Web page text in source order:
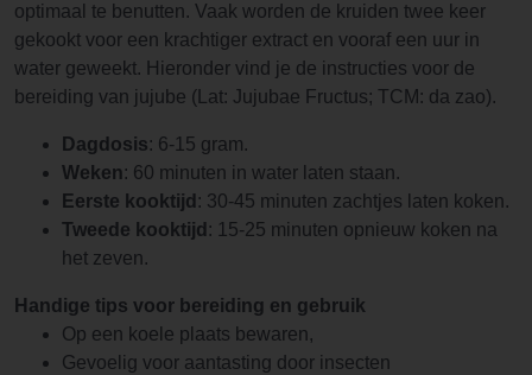
optimaal te benutten. Vaak worden de kruiden twee keer
gekookt voor een krachtiger extract en vooraf een uur in
water geweekt. Hieronder vind je de instructies voor de
bereiding van jujube (Lat: Jujubae Fructus; TCM: da zao).
Dagdosis: 6-15 gram.
Weken: 60 minuten in water laten staan.
Eerste kooktijd : 30-45 minuten zachtjes laten koken.
Tweede kooktijd : 15-25 minuten opnieuw koken na
het zeven.
Handige tips voor bereiding en gebruik
Op een koele plaats bewaren,
Gevoelig voor aantasting door insecten